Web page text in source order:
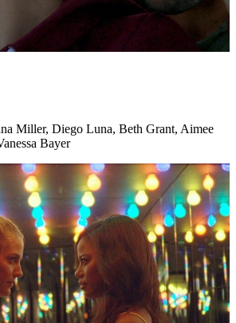
Miller, Diego Luna, Beth Grant, Aimee
Bayer